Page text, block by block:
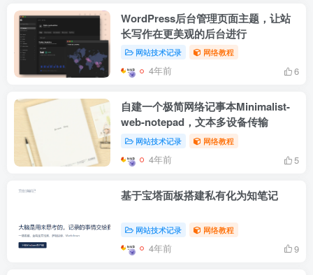
WordPress后台管理页面主题，让站
长写作在更美观的后台进行
网站技术记录 网络教程
4年前 6
自建一个极简网络记事本Minimalist-
web-notepad，文本多设备传输
网站技术记录 网络教程
4年前 5
基于宝塔面板搭建私有化为知笔记
网站技术记录 网络教程
4年前 9